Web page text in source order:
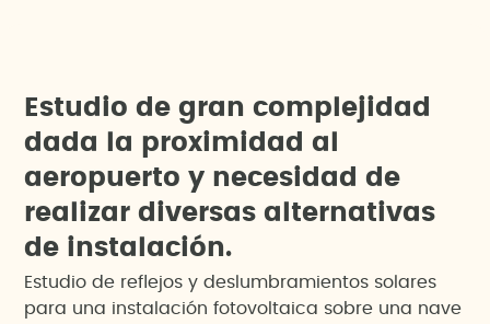
Estudio de gran comp lejidad
dada la proximidad a
aeropuerto y necesidad de
rea izar diversas a ternativas
de insta lación.
Estudio de reflejos y deslumbramientos solares
para una instalación fotovoltaica sobre una nave